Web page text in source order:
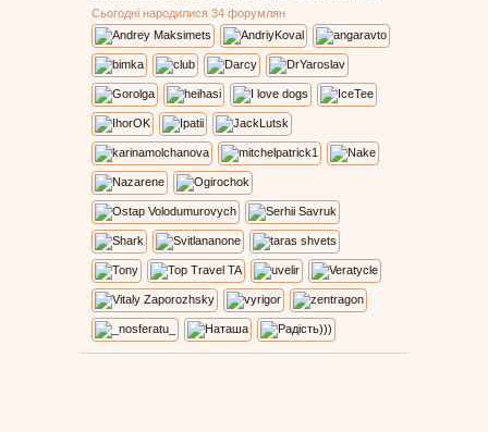
Сьогодні народилися 34 форумлян